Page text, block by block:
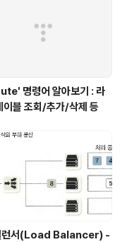
명령어 알아보기 : 라
이블 조회/추가/삭제 등
런서(Load Balancer) -